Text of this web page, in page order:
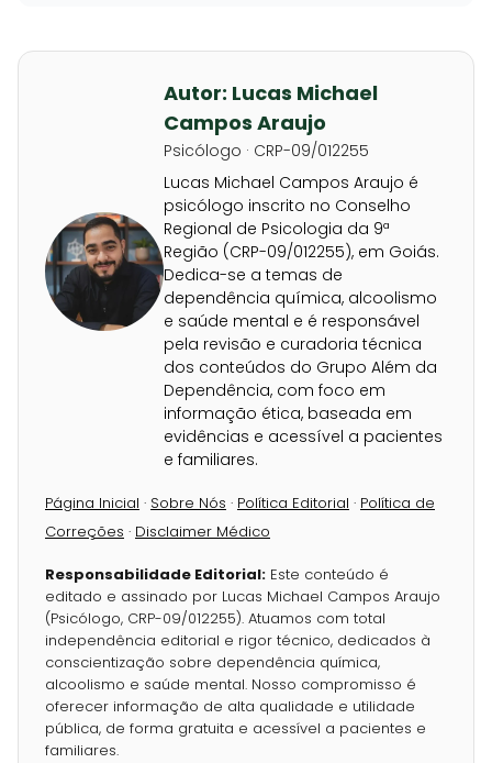
Autor: Lucas Michael
Campos Araujo
Psicólogo · CRP-09/012255
Lucas Michael Campos Araujo é
psicólogo inscrito no Conselho
Regional de Psicologia da 9ª
Região (CRP-09/012255), em Goiás.
Dedica-se a temas de
dependência química, alcoolismo
e saúde mental e é responsável
pela revisão e curadoria técnica
dos conteúdos do Grupo Além da
Dependência, com foco em
informação ética, baseada em
evidências e acessível a pacientes
e familiares.
Página Inicial · Sobre Nós · Política Editorial · Política de
Correções · Disclaimer Médico
Responsabilidade Editorial: Este conteúdo é
editado e assinado por Lucas Michael Campos Araujo
(Psicólogo, CRP-09/012255). Atuamos com total
independência editorial e rigor técnico, dedicados à
conscientização sobre dependência química,
alcoolismo e saúde mental. Nosso compromisso é
oferecer informação de alta qualidade e utilidade
pública, de forma gratuita e acessível a pacientes e
familiares.